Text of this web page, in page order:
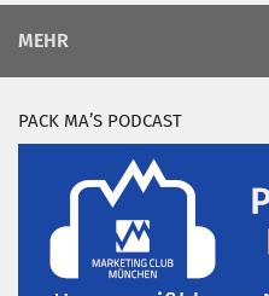
MEHR
PACK MA’S PODCAST